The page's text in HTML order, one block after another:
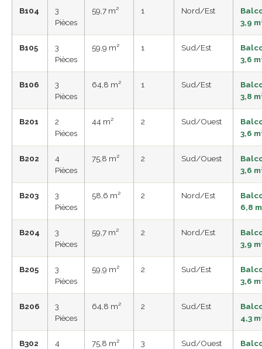
B104
3
Pièces
59,7 m² 1 Nord/Est
3,9
B105
3
Pièces
59,9 m² 1 Sud/Est
3,6
B106
3
Pièces
64,8 m² 1 Sud/Est
3,8
B201
2
Pièces
44 m² 2 Sud/Ouest
3,6
B202
4
Pièces
75,8 m² 2 Sud/Ouest
3,6
B203
3
Pièces
58,6 m² 2 Nord/Est
6,8
B204
3
Pièces
59,7 m² 2 Nord/Est
3,9
B205
3
Pièces
59,9 m² 2 Sud/Est
3,6
B206
3
Pièces
64,8 m² 2 Sud/Est
4,3
B302
4
75,8 m² 3 Sud/Ouest